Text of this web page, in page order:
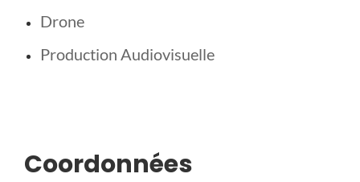
Drone
Production Audiovisuelle
Coordonnées